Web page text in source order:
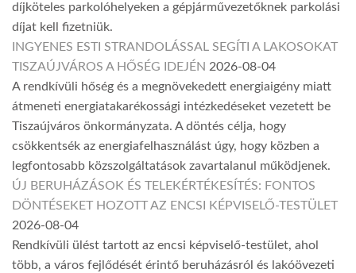
díjköteles parkolóhelyeken a gépjárművezetőknek parkolási
díjat kell fizetniük.
INGYENES ESTI STRANDOLÁSSAL SEGÍTI A LAKOSOKAT
TISZAÚJVÁROS A HŐSÉG IDEJÉN 2026-08-04
A rendkívüli hőség és a megnövekedett energiaigény miatt
átmeneti energiatakarékossági intézkedéseket vezetett be
Tiszaújváros önkormányzata. A döntés célja, hogy
csökkentsék az energiafelhasználást úgy, hogy közben a
legfontosabb közszolgáltatások zavartalanul működjenek.
ÚJ BERUHÁZÁSOK ÉS TELEKÉRTÉKESÍTÉS: FONTOS
DÖNTÉSEKET HOZOTT AZ ENCSI KÉPVISELŐ-TESTÜLET
2026-08-04
Rendkívüli ülést tartott az encsi képviselő-testület, ahol
több, a város fejlődését érintő beruházásról és lakóövezeti